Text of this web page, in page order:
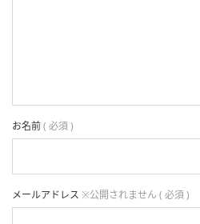
お名前( 必須 )
メールアドレス ※公開されません ( 必須 )